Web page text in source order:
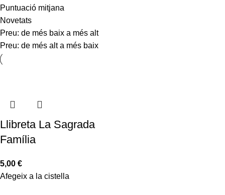
Puntuació mitjana
Novetats
Preu: de més baix a més alt
Preu: de més alt a més baix
Llibreta La Sagrada
Família
5,00 €
Afegeix a la cistella